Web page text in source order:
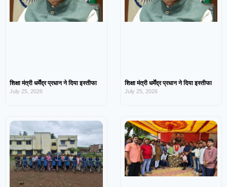
शिक्षा मंत्री धर्मेंद्र प्रधान ने दिया इस्तीफा
July 25, 2026
शिक्षा मंत्री धर्मेंद्र प्रधान ने दिया इस्तीफा
July 25, 2026